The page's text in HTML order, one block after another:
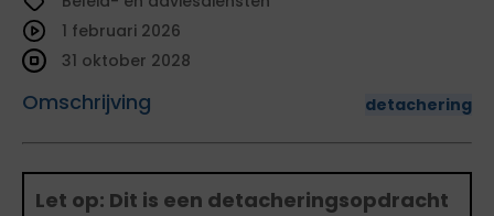
Omschrijving detachering
1 februari 2026
31 oktober 2028
Let op: Dit is een detacheringsopdracht